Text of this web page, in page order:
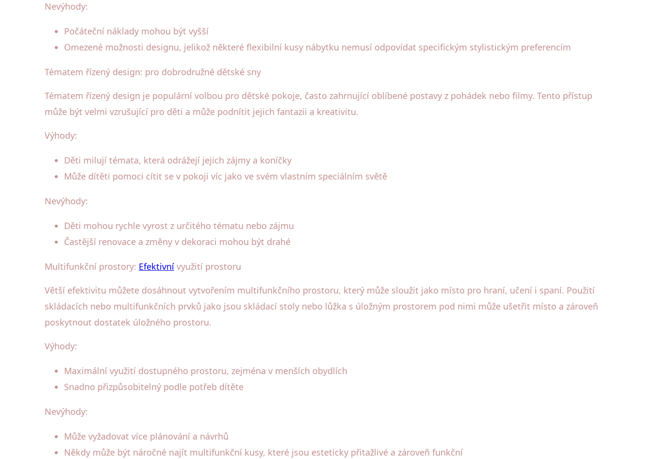
Nevýhody:
Počáteční náklady mohou být vyšší
Omezené možnosti designu, jelikož některé flexibilní kusy nábytku nemusí odpovídat specifickým stylistickým preferencím
Tématem řízený design: pro dobrodružné dětské sny
Tématem řízený design je populární volbou pro dětské pokoje, často zahrnující oblíbené postavy z pohádek nebo filmy. Tento přístup
může být velmi vzrušující pro děti a může podnítit jejich fantazii a kreativitu.
Výhody:
Děti milují témata, která odrážejí jejich zájmy a koníčky
Může dítěti pomoci cítit se v pokoji víc jako ve svém vlastním speciálním světě
Nevýhody:
Děti mohou rychle vyrost z určitého tématu nebo zájmu
Častější renovace a změny v dekoraci mohou být drahé
Multifunkční prostory: Efektivní využití prostoru
Větší efektivitu můžete dosáhnout vytvořením multifunkčního prostoru, který může sloužit jako místo pro hraní, učení i spaní. Použití
skládacích nebo multifunkčních prvků jako jsou skládací stoly nebo lůžka s úložným prostorem pod nimi může ušetřit místo a zároveň
poskytnout dostatek úložného prostoru.
Výhody:
Maximální využití dostupného prostoru, zejména v menších obydlích
Snadno přizpůsobitelný podle potřeb dítěte
Nevýhody:
Může vyžadovat více plánování a návrhů
Někdy může být náročné najít multifunkční kusy, které jsou esteticky přitažlivé a zároveň funkční